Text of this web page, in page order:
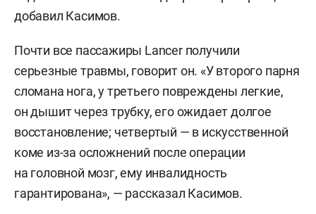
добавил Касимов.
Почти все пассажиры Lancer получили
серьезные травмы, говорит он. «У второго парня
сломана нога, у третьего повреждены легкие,
он дышит через трубку, его ожидает долгое
восстановление; четвертый — в искусственной
коме из-за осложнений после операции
на головной мозг, ему инвалидность
гарантирована», — рассказал Касимов.